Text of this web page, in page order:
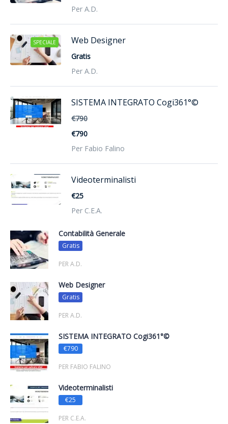
Per A.D.
SPECIALE Web Designer
Gratis
Per A.D.
SISTEMA INTEGRATO Cogi361°©
€790
€790
Per Fabio Falino
Videoterminalisti
€25
Per C.E.A.
Contabilità Generale
Gratis
PER A.D.
Web Designer
Gratis
PER A.D.
SISTEMA INTEGRATO Cogi361°©
€790
PER FABIO FALINO
Videoterminalisti
€25
PER C.E.A.